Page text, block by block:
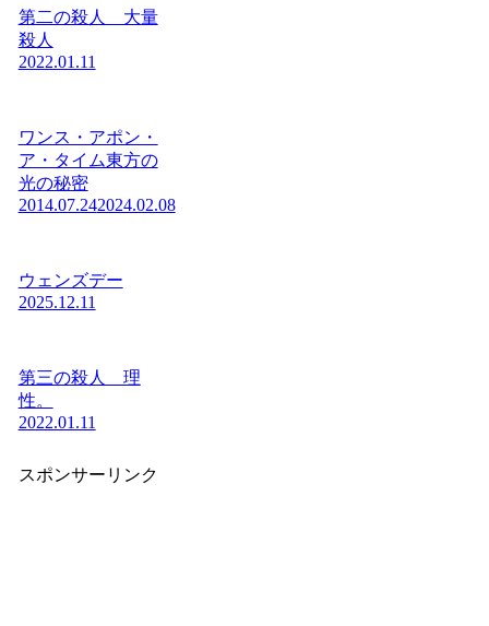
第二の殺人 大量
殺人
2022.01.11
ワンス・アポン・
ア・タイム東方の
光の秘密
2014.07.242024.02.08
ウェンズデー
2025.12.11
第三の殺人 理
性。
2022.01.11
スポンサーリンク